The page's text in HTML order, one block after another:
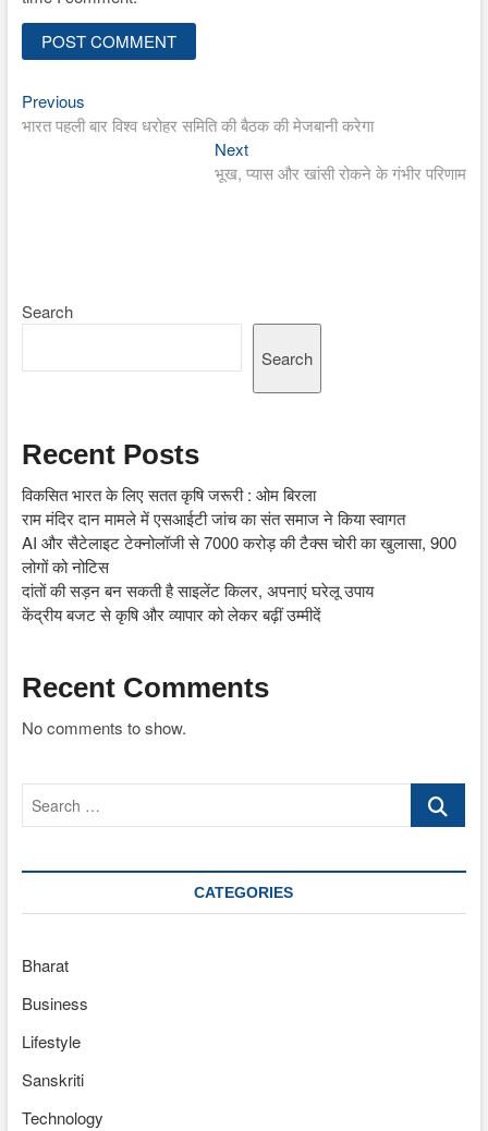
Post
navigation
PreviousPrevious
post:
भारत पहली बार विश्व धरोहर समिति की बैठक की मेजबानी करेगा
NextNext
post:
भूख, प्यास और खांसी रोकने के गंभीर परिणाम
Search
Search
Recent Posts
विकसित भारत के लिए सतत कृषि जरूरी : ओम बिरला
राम मंदिर दान मामले में एसआईटी जांच का संत समाज ने किया स्वागत
AI और सैटेलाइट टेक्नोलॉजी से 7000 करोड़ की टैक्स चोरी का खुलासा, 900
लोगों को नोटिस
दांतों की सड़न बन सकती है साइलेंट किलर, अपनाएं घरेलू उपाय
केंद्रीय बजट से कृषि और व्यापार को लेकर बढ़ीं उम्मीदें
Recent Comments
No comments to show.
Search
CATEGORIES
Bharat
Business
Lifestyle
Sanskriti
Technology